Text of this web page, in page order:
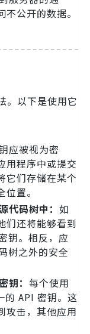
公开的数据。
。以下是使用它
应被视为密
用程序中或提交
它们存储在某个
置。
代码树中： 如
们还将能够看到
钥。相反，应
树之外的安全
钥： 每个使用
的 API 密钥。这
攻击，其他应用